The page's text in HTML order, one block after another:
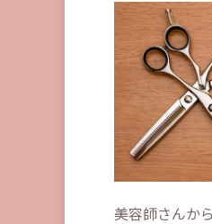
美容師さんか